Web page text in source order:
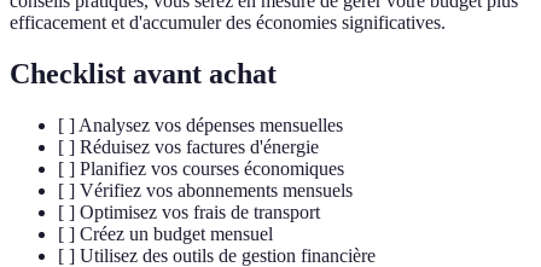
efficacement et d'accumuler des économies significatives.
Checklist avant achat
[ ] Analysez vos dépenses mensuelles
[ ] Réduisez vos factures d'énergie
[ ] Planifiez vos courses économiques
[ ] Vérifiez vos abonnements mensuels
[ ] Optimisez vos frais de transport
[ ] Créez un budget mensuel
[ ] Utilisez des outils de gestion financière